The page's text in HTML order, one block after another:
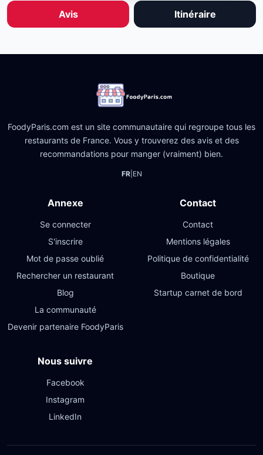
Avis Itinéraire
FoodyParis.com est un site communautaire qui regroupe tous les
restaurants de France. Vous y trouverez des avis et des
recommandations pour manger (vraiment) bien.
FR| EN
Annexe
Se connecter
S'inscrire
Mot de passe oublié
Rechercher un restaurant
Blog
La communauté
Devenir partenaire FoodyParis
Contact
Contact
Mentions légales
Politique de confidentialité
Boutique
Startup carnet de bord
Nous suivre
Facebook
Instagram
LinkedIn